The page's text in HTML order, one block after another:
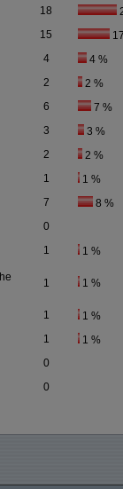
18
15
4 4 %
2 2 %
6 7 %
3 3 %
2 2 %
1 1 %
7 8 %
0
1 1 %
1 1 %
1 1 %
1 1 %
0
0